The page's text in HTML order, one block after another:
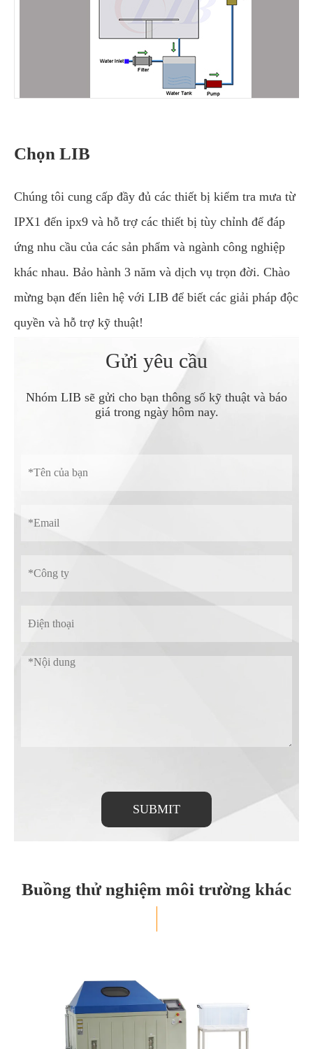
Chọn LIB
Chúng tôi cung cấp đầy đủ các thiết bị kiểm tra mưa từ
IPX1 đến ipx9 và hỗ trợ các thiết bị tùy chỉnh để đáp
ứng nhu cầu của các sản phẩm và ngành công nghiệp
khác nhau. Bảo hành 3 năm và dịch vụ trọn đời. Chào
mừng bạn đến liên hệ với LIB để biết các giải pháp độc
quyền và hỗ trợ kỹ thuật!
Gửi yêu cầu
Nhóm LIB sẽ gửi cho bạn thông số kỹ thuật và báo
giá trong ngày hôm nay.
SUBMIT
Buồng thử nghiệm môi trường khác